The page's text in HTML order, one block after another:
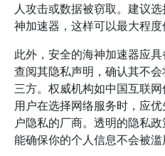
人攻击或数据被窃取。建议
神加速器，这样可以最大程度
此外，安全的海神加速器应
查阅其隐私声明，确认其不
三方。权威机构如中国互联网
用户在选择网络服务时，应
户隐私的厂商。透明的隐私
能确保你的个人信息不会被滥